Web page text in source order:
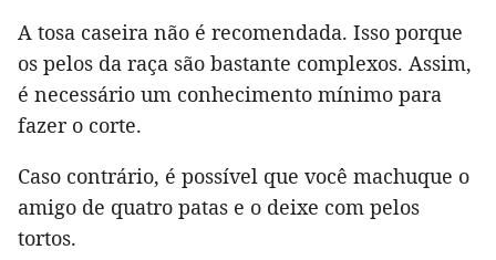
A tosa caseira não é recomendada. Isso porque
os pelos da raça são bastante complexos. Assim,
é necessário um conhecimento mínimo para
fazer o corte.
Caso contrário, é possível que você machuque o
amigo de quatro patas e o deixe com pelos
tortos.